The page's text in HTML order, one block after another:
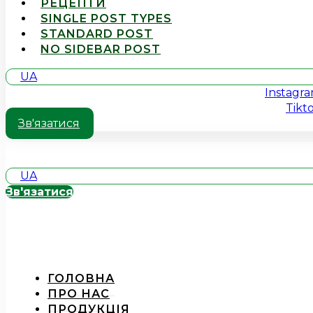
РЕЦЕПТИ
SINGLE POST TYPES
STANDARD POST
NO SIDEBAR POST
UA
Зв'язатися
UA
Зв'язатися
ГОЛОВНА
ПРО НАС
ПРОДУКЦІЯ